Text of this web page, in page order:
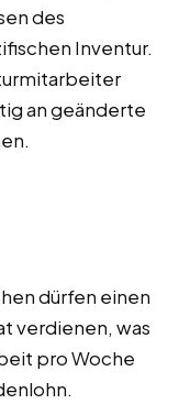
des
Inventur.
an geänderte
dürfen einen
verdienen, was
pro Woche